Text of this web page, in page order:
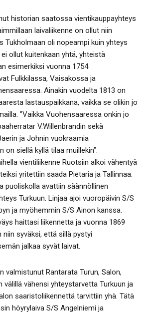
historian saatossa vientikauppayhteys
laivaliikenne on ollut niin
Tukholmaan oli nopeampi kuin yhteys
ollut kuitenkaan yhtä, yhteistä
esimerkiksi vuonna 1754
Fulkkilassa, Vaisakossa ja
Ainakin vuodelta 1813 on
lastauspaikkana, vaikka se olikin jo
”Vaikka Vuohensaaressa onkin jo
V.Willenbrandin sekä
ja Johnin vuokraamia
on siellä kyllä tilaa muillekin”.
vientiliikenne Ruotsiin alkoi vähentyä
yritettiin saada Pietaria ja Tallinnaa.
puoliskolla avattiin säännöllinen
Turkuun. Linjaa ajoi vuoropäivin S/S
ja myöhemmin S/S Ainon kanssa.
haittasi liikennetta ja vuonna 1869
syväksi, että sillä pystyi
jalkaa syvät laivat.
valmistunut Rantarata Turun, Salon,
välillä vähensi yhteystarvetta Turkuun ja
saaristoliikennettä tarvittiin yhä. Tätä
höyrylaiva S/S Angelniemi ja